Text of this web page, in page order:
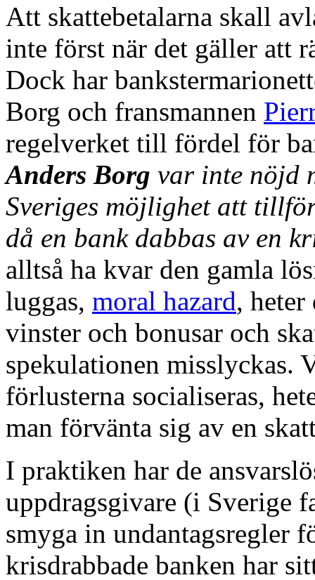
Att skattebetalarna skall
inte först när det gäller att
Dock har
Borg och fransmannen
regelverket till fördel för
Anders Borg var inte nöjd
Sveriges möjlighet att
då en bank dabbas av en
alltså ha kvar den gamla
luggas, moral hazard, heter
vinster och bonusar och
spekulationen misslyckas.
förlusterna socialiseras,
man förvänta sig av en
I praktiken har de
uppdragsgivare (i Sverige
smyga in undantagsregler
krisdrabbade banken har